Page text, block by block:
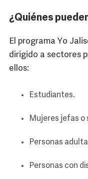
¿Quiénes
El programa Yo
dirigido a sectores
ellos:
Estudiantes.
Mujeres jefas o
Personas
Personas con